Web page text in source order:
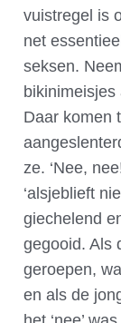
vuistregel is
net
seksen.
Daar komen
ze. ‘Nee,
‘alsjeblieft
giechelend
gegooid. Als
geroepen,
en als de